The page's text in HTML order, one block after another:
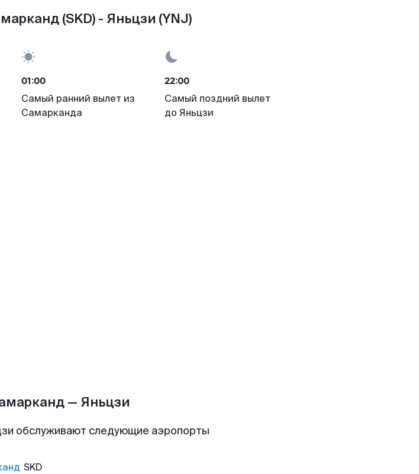
(SKD) - Яньцзи (YNJ)
01:00
Самый ранний вылет из
Самарканда
22:00
Самый поздний вылет
до Яньцзи
— Яньцзи
обслуживают следующие аэропорты
SKD